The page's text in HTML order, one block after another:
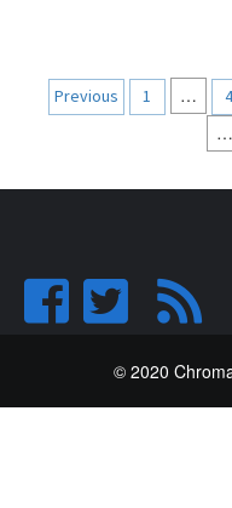
Navigation
des
Previous 1 … 4
…
© 2020